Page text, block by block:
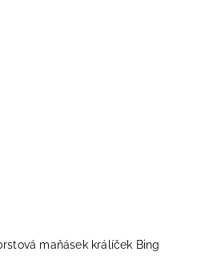
maňásek králíček Bing